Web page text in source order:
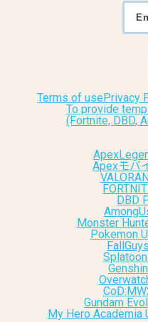
Terms of usePrivacy
To provide
(Fortnite, DBD,
Apexモバ
DBD
Monster
Pokemon
Gundam
My Hero Academia